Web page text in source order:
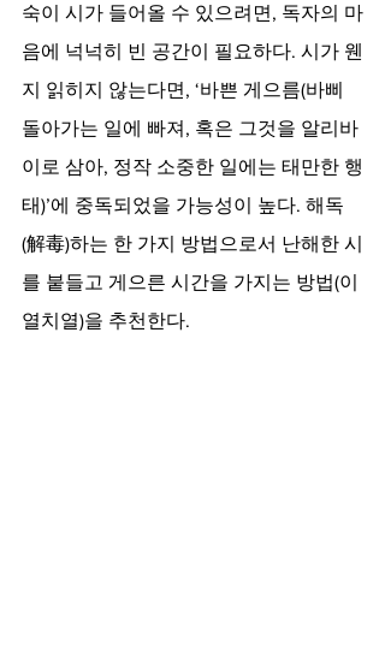
숙이 시가 들어올 수 있으려면, 독자의 마
음에 넉넉히 빈 공간이 필요하다. 시가 웬
지 읽히지 않는다면, ‘바쁜 게으름(바삐
돌아가는 일에 빠져, 혹은 그것을 알리바
이로 삼아, 정작 소중한 일에는 태만한 행
태)’에 중독되었을 가능성이 높다. 해독
(解毒)하는 한 가지 방법으로서 난해한 시
를 붙들고 게으른 시간을 가지는 방법(이
열치열)을 추천한다.